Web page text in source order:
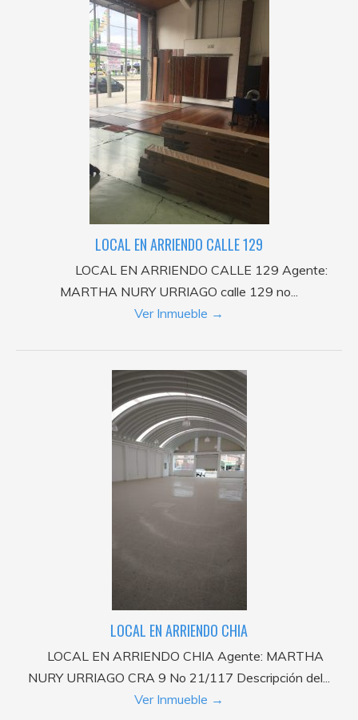
LOCAL EN ARRIENDO CALLE 129
LOCAL EN ARRIENDO CALLE 129 Agente:
MARTHA NURY URRIAGO calle 129 no...
Ver Inmueble →
LOCAL EN ARRIENDO CHIA
LOCAL EN ARRIENDO CHIA Agente: MARTHA
NURY URRIAGO CRA 9 No 21/117 Descripción del...
Ver Inmueble →